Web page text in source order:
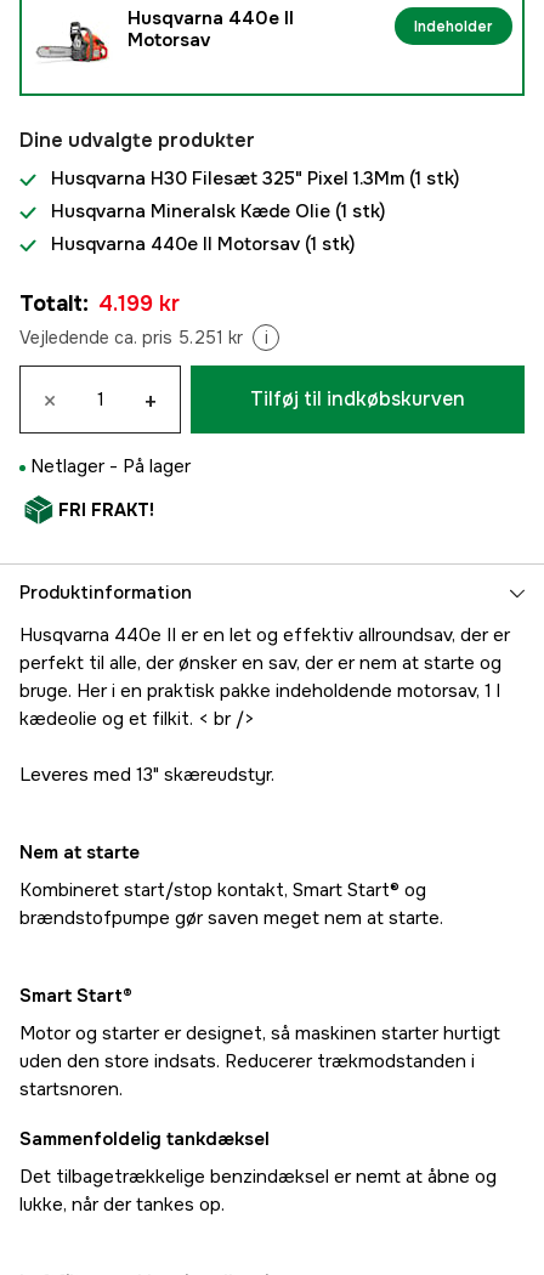
Husqvarna 440e II
Motorsav
Indeholder
Dine udvalgte produkter
Husqvarna H30 Filesæt 325" Pixel 1.3Mm (1 stk)
Husqvarna Mineralsk Kæde Olie (1 stk)
Husqvarna 440e II Motorsav (1 stk)
Totalt: 4.199 kr
Vejledende ca. pris 5.251 kr i
× + Tilføj til indkøbskurven
Netlager - På lager
FRI FRAKT!
Produktinformation
Husqvarna 440e II er en let og effektiv allroundsav, der er
perfekt til alle, der ønsker en sav, der er nem at starte og
bruge. Her i en praktisk pakke indeholdende motorsav, 1 l
kædeolie og et filkit. < br />
Leveres med 13" skæreudstyr.
Nem at starte
Kombineret start/stop kontakt, Smart Start® og
brændstofpumpe gør saven meget nem at starte.
Smart Start®
Motor og starter er designet, så maskinen starter hurtigt
uden den store indsats. Reducerer trækmodstanden i
startsnoren.
Sammenfoldelig tankdæksel
Det tilbagetrækkelige benzindæksel er nemt at åbne og
lukke, når der tankes op.